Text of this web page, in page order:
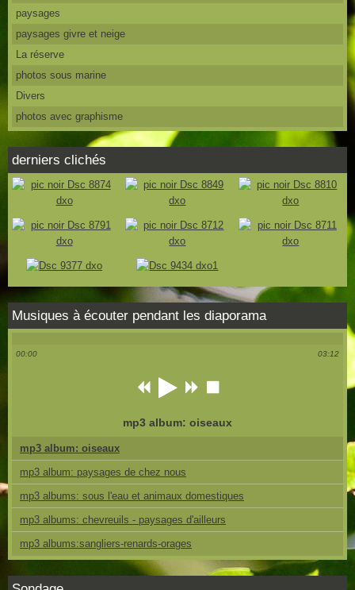
paysages
paysages givre et neige
La réserve
photos sous marine
Divers
photos avec graphisme
derniers clichés
Musiques à écouter pendant les diaporama
00:00 03:12
mp3 album: oiseaux
mp3 album: oiseaux
mp3 album: paysages de chez nous
mp3 albums: sous l'eau et animaux domestiques
mp3 albums: chevreuils - paysages d'ailleurs
mp3 albums:sangliers-renards-orages